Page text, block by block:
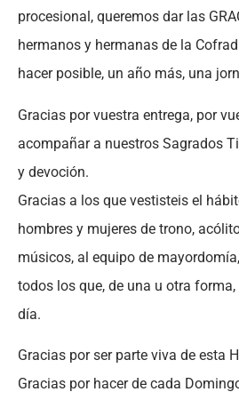
procesional, queremos dar las
hermanos y hermanas de la
hacer posible, un año más, una
Gracias por vuestra entrega, por
acompañar a nuestros Sagrados
y devoción.
Gracias a los que vestisteis el
hombres y mujeres de trono,
músicos, al equipo de
todos los que, de una u otra
día.
Gracias por ser parte viva de esta
Gracias por hacer de cada